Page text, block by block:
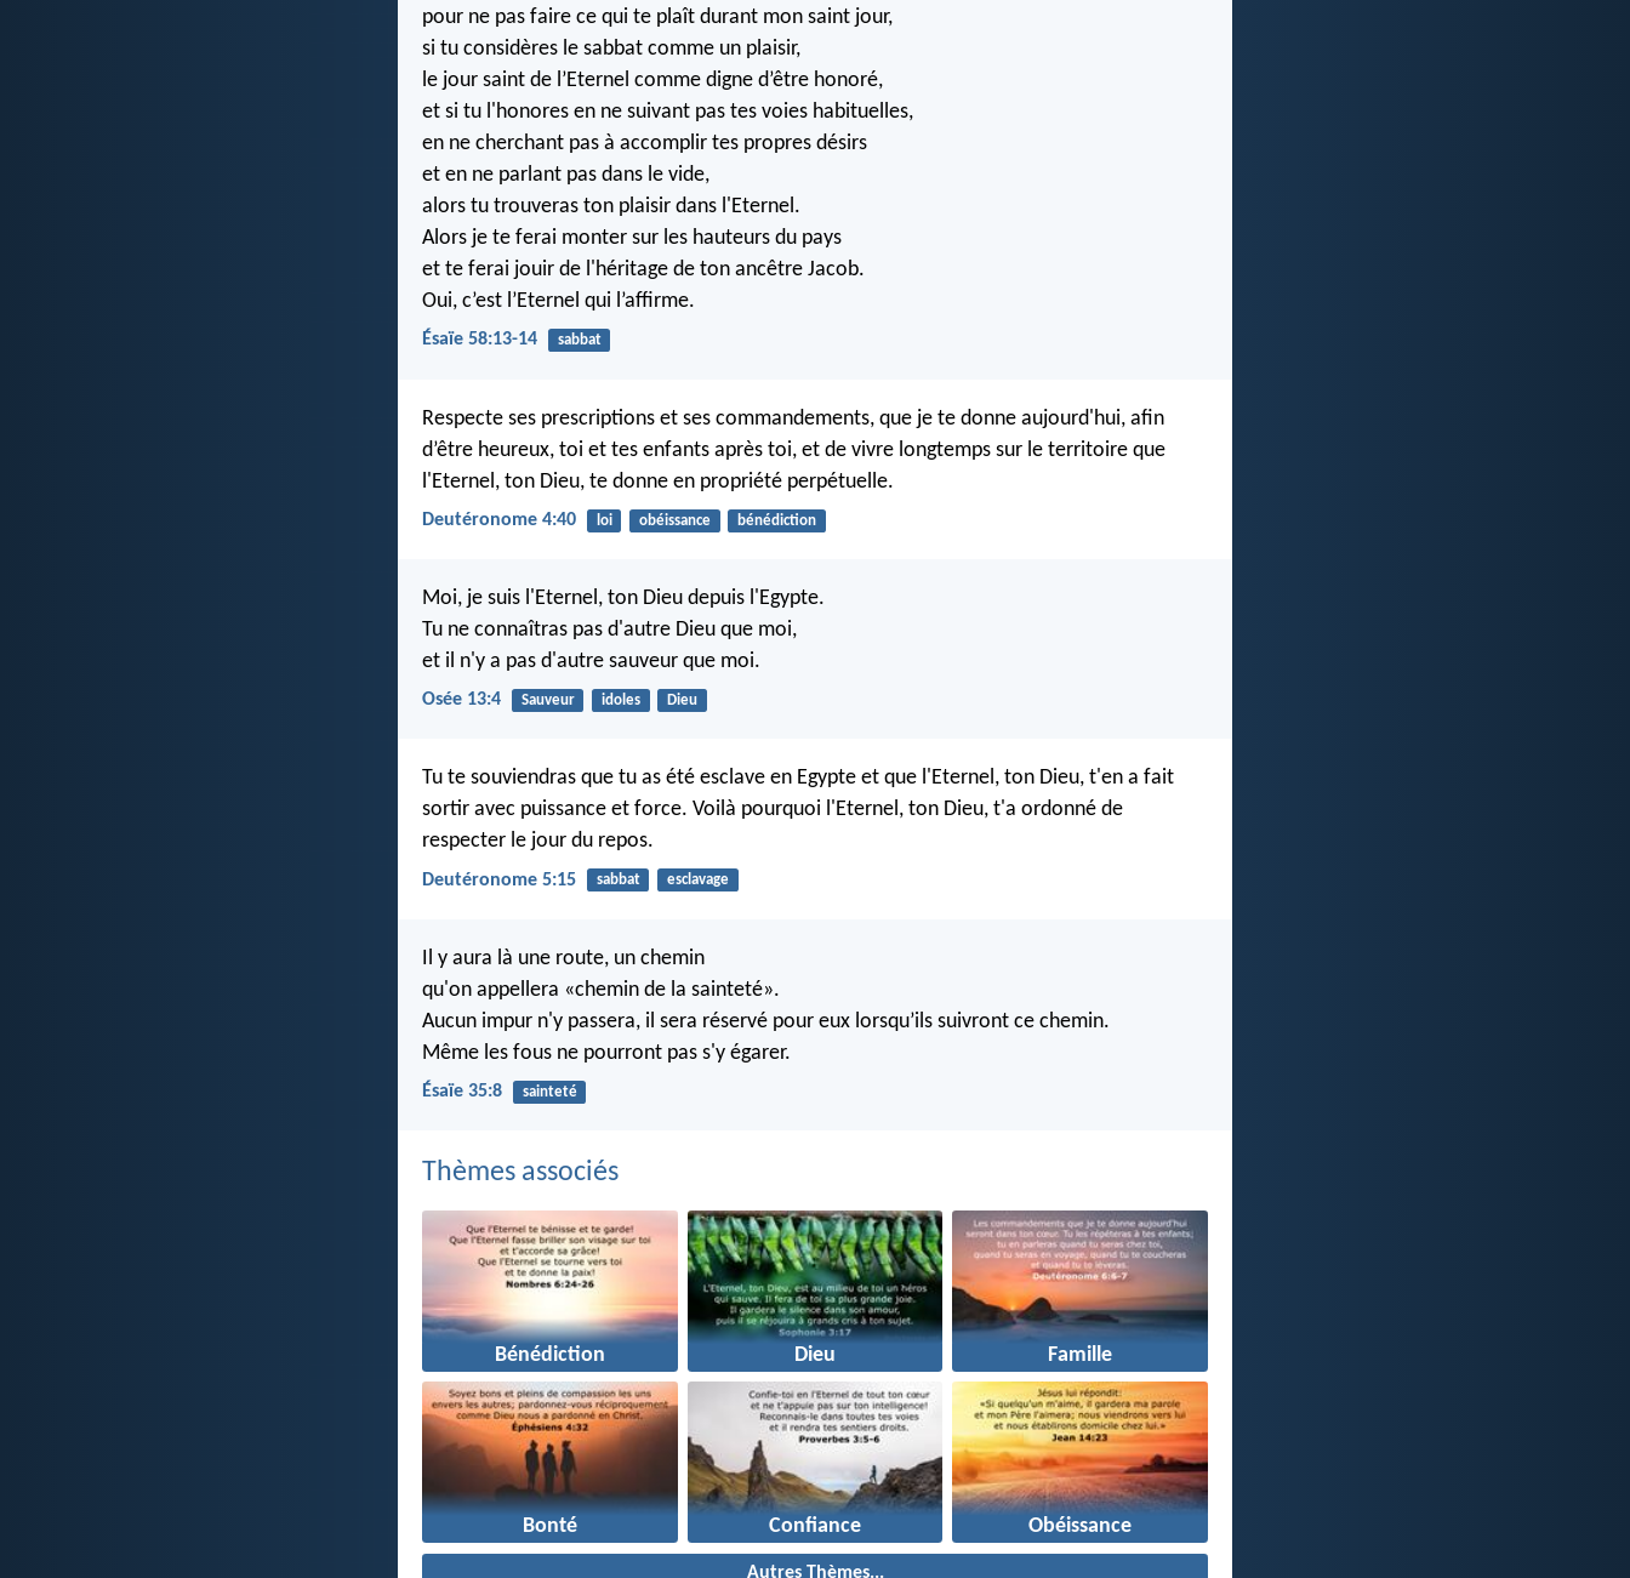
pour ne pas faire ce qui te plaît durant mon saint jour,
si tu considères le sabbat comme un plaisir,
le jour saint de l’Eternel comme digne d’être honoré,
et si tu l'honores en ne suivant pas tes voies habituelles,
en ne cherchant pas à accomplir tes propres désirs
et en ne parlant pas dans le vide,
alors tu trouveras ton plaisir dans l'Eternel.
Alors je te ferai monter sur les hauteurs du pays
et te ferai jouir de l'héritage de ton ancêtre Jacob.
Oui, c’est l’Eternel qui l’affirme.
Ésaïe 58:13-14 sabbat
Respecte ses prescriptions et ses commandements, que je te donne aujourd'hui, afin
d’être heureux, toi et tes enfants après toi, et de vivre longtemps sur le territoire que
l'Eternel, ton Dieu, te donne en propriété perpétuelle.
Deutéronome 4:40 loi obéissance bénédiction
Moi, je suis l'Eternel, ton Dieu depuis l'Egypte.
Tu ne connaîtras pas d'autre Dieu que moi,
et il n'y a pas d'autre sauveur que moi.
Osée 13:4 Sauveur idoles Dieu
Tu te souviendras que tu as été esclave en Egypte et que l'Eternel, ton Dieu, t'en a fait
sortir avec puissance et force. Voilà pourquoi l'Eternel, ton Dieu, t'a ordonné de
respecter le jour du repos.
Deutéronome 5:15 sabbat esclavage
Il y aura là une route, un chemin
qu'on appellera «chemin de la sainteté».
Aucun impur n'y passera, il sera réservé pour eux lorsqu’ils suivront ce chemin.
Même les fous ne pourront pas s'y égarer.
Ésaïe 35:8 sainteté
Thèmes associés
Bénédiction Dieu Famille
Bonté Confiance Obéissance
Autres Thèmes...